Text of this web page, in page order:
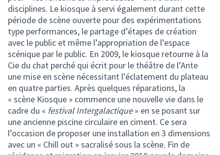
disciplines. Le kiosque à servi également durant cette
période de scène ouverte pour des expérimentations
type performances, le partage d’étapes de création
avec le public et même l’appropriation de l’espace
scénique par le public. En 2009, le kiosque retourne à la
Cie du chat perché qui écrit pour le théâtre de l’Ante
une mise en scène nécessitant l’éclatement du plateau
en quatre parties. Après quelques réparations, la
« scène Kiosque » commence une nouvelle vie dans le
cadre du « festival Intergalactique» en se posant sur
une ancienne piscine circulaire en ciment. Ce sera
l’occasion de proposer une installation en 3 dimensions
avec un « Chill out » sacralisé sous la scène. Fin de